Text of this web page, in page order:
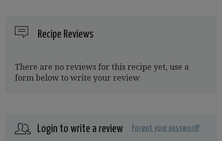
Recipe Reviews
There are no reviews for this recipe yet, use a
form below to write your review
Login to write a review Forgot your password?